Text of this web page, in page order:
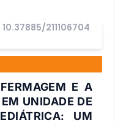
10.37885/211106704
E A
UNIDADE DE
UM